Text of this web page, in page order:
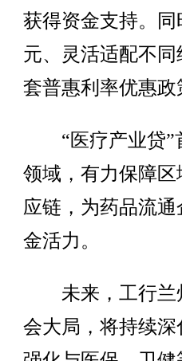
获得资金支持。
元、灵活适配不
套普惠利率优惠
“医疗产业贷”
领域，有力保障
应链，为药品流
金活力。
未来，工行兰
会大局，将持续